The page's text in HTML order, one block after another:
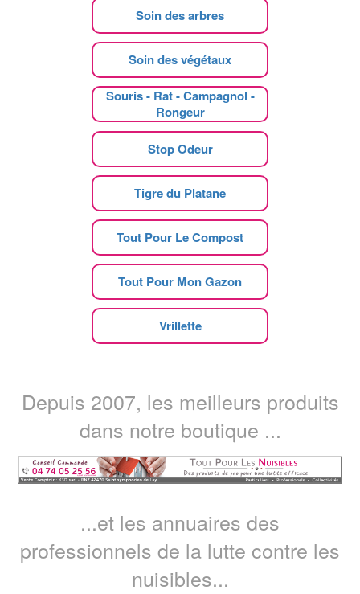
Soin des arbres
Soin des végétaux
Souris - Rat - Campagnol -
Rongeur
Stop Odeur
Tigre du Platane
Tout Pour Le Compost
Tout Pour Mon Gazon
Vrillette
Depuis 2007, les meilleurs produits
dans notre boutique ...
...et les annuaires des
professionnels de la lutte contre les
nuisibles...